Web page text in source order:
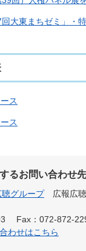
回大東まちゼミ」・
ス
ス
るお問い合わせ先
グループ
広報広聴
Fax：072-872-
わせはこちら